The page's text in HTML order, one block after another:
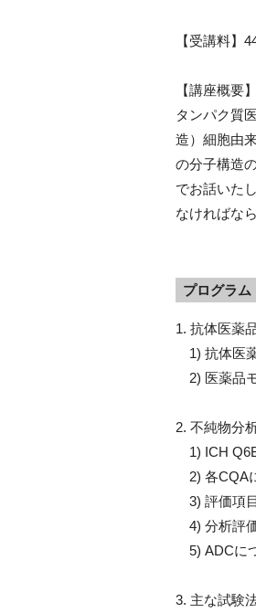
【受講料】
【講座概要】
タンパク質
造）細胞由
の分子構造
でお話いた
なければな
プログラム
1. 抗体医薬
1) 抗体医
2) 医薬品
2. 不純物分
1) ICH
2) 各CQA
3) 評価項
4) 分析評
5) ADCに
3. 主な試験